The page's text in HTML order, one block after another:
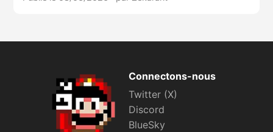
Connectons-nous
Twitter (X)
Discord
BlueSky